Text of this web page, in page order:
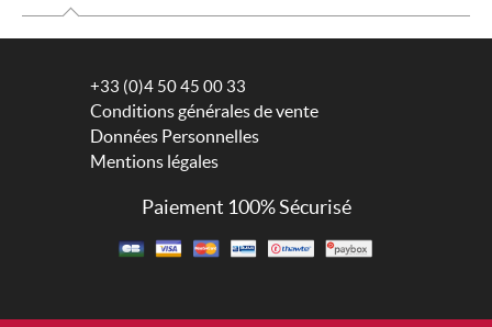
billetterie
+33 (0)4 50 45 00 33
Conditions générales de vente
Données Personnelles
Mentions légales
Paiement 100% Sécurisé